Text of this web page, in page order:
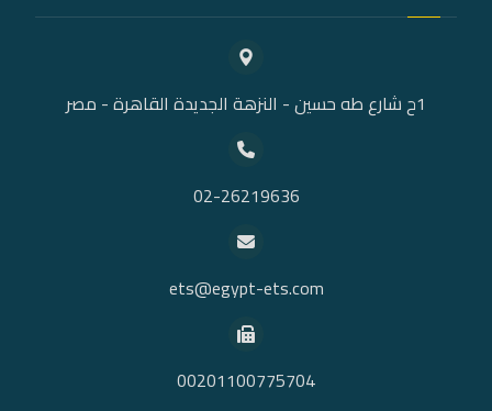
1ح شارع طه حسين - النزهة الجديدة القاهرة - مصر
02-26219636
ets@egypt-ets.com
00201100775704